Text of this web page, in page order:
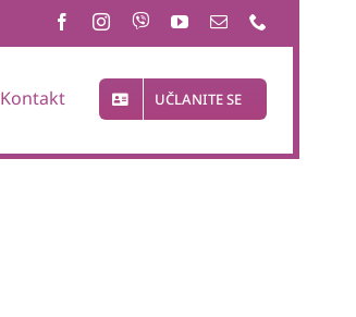
Kontakt UČLANITE SE